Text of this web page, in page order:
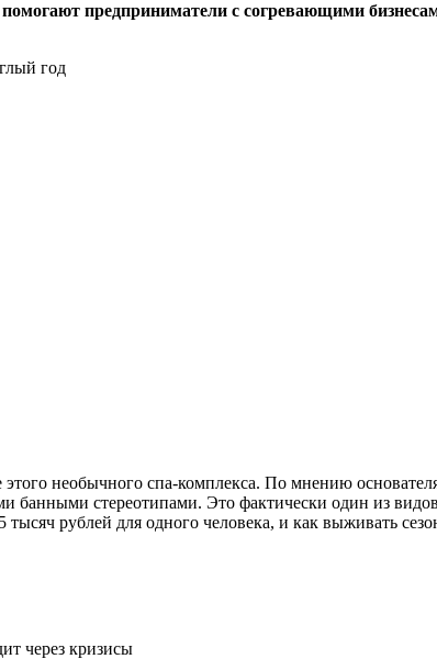
предприниматели с согревающими
год
необычного спа-комплекса. По мнению
стереотипами. Это фактически один из
рублей для одного человека, и как выживать
через кризисы